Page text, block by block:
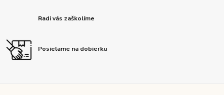
Radi vás zaškolíme
Posielame na dobierku